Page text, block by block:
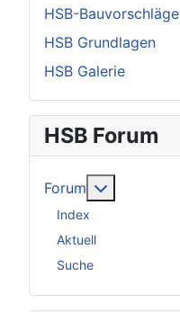
HSB-Bauvorschläge
HSB Grundlagen
HSB Galerie
HSB Forum
Forum
Index
Aktuell
Suche